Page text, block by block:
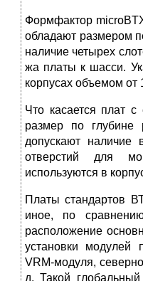
Формфактор
обладают размером
наличие четырех
жа платы к шасси.
корпусах объемом от
Что касается плат
размер по
допускают наличие
отвер­стий для
используются в
Платы стандартов
иное, по
расположение
уста­новки модулей
VRM-модуля,
д. Такой